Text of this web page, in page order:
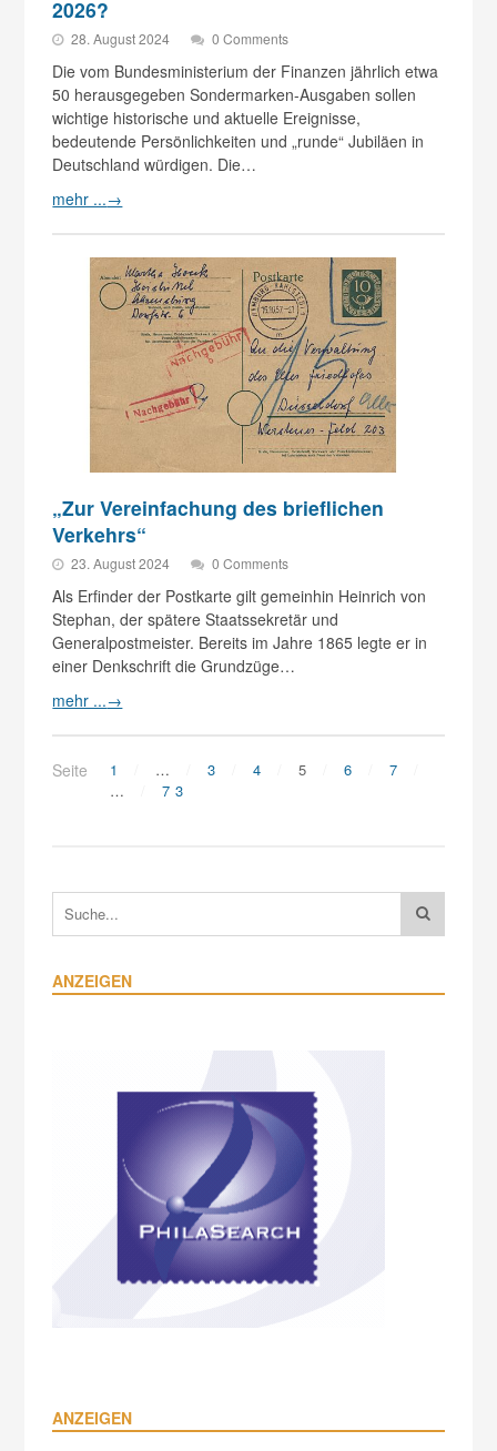
2026?
28. August 2024 0 Comments
Die vom Bundesministerium der Finanzen jährlich etwa
50 herausgegeben Sondermarken-Ausgaben sollen
wichtige historische und aktuelle Ereignisse,
bedeutende Persönlichkeiten und „runde“ Jubiläen in
Deutschland würdigen. Die…
mehr ...→
„Zur Vereinfachung des brieflichen
Verkehrs“
23. August 2024 0 Comments
Als Erfinder der Postkarte gilt gemeinhin Heinrich von
Stephan, der spätere Staatssekretär und
Generalpostmeister. Bereits im Jahre 1865 legte er in
einer Denkschrift die Grundzüge…
mehr ...→
Seite 1 … 3 4 5 6
7
…
73
ANZEIGEN
ANZEIGEN